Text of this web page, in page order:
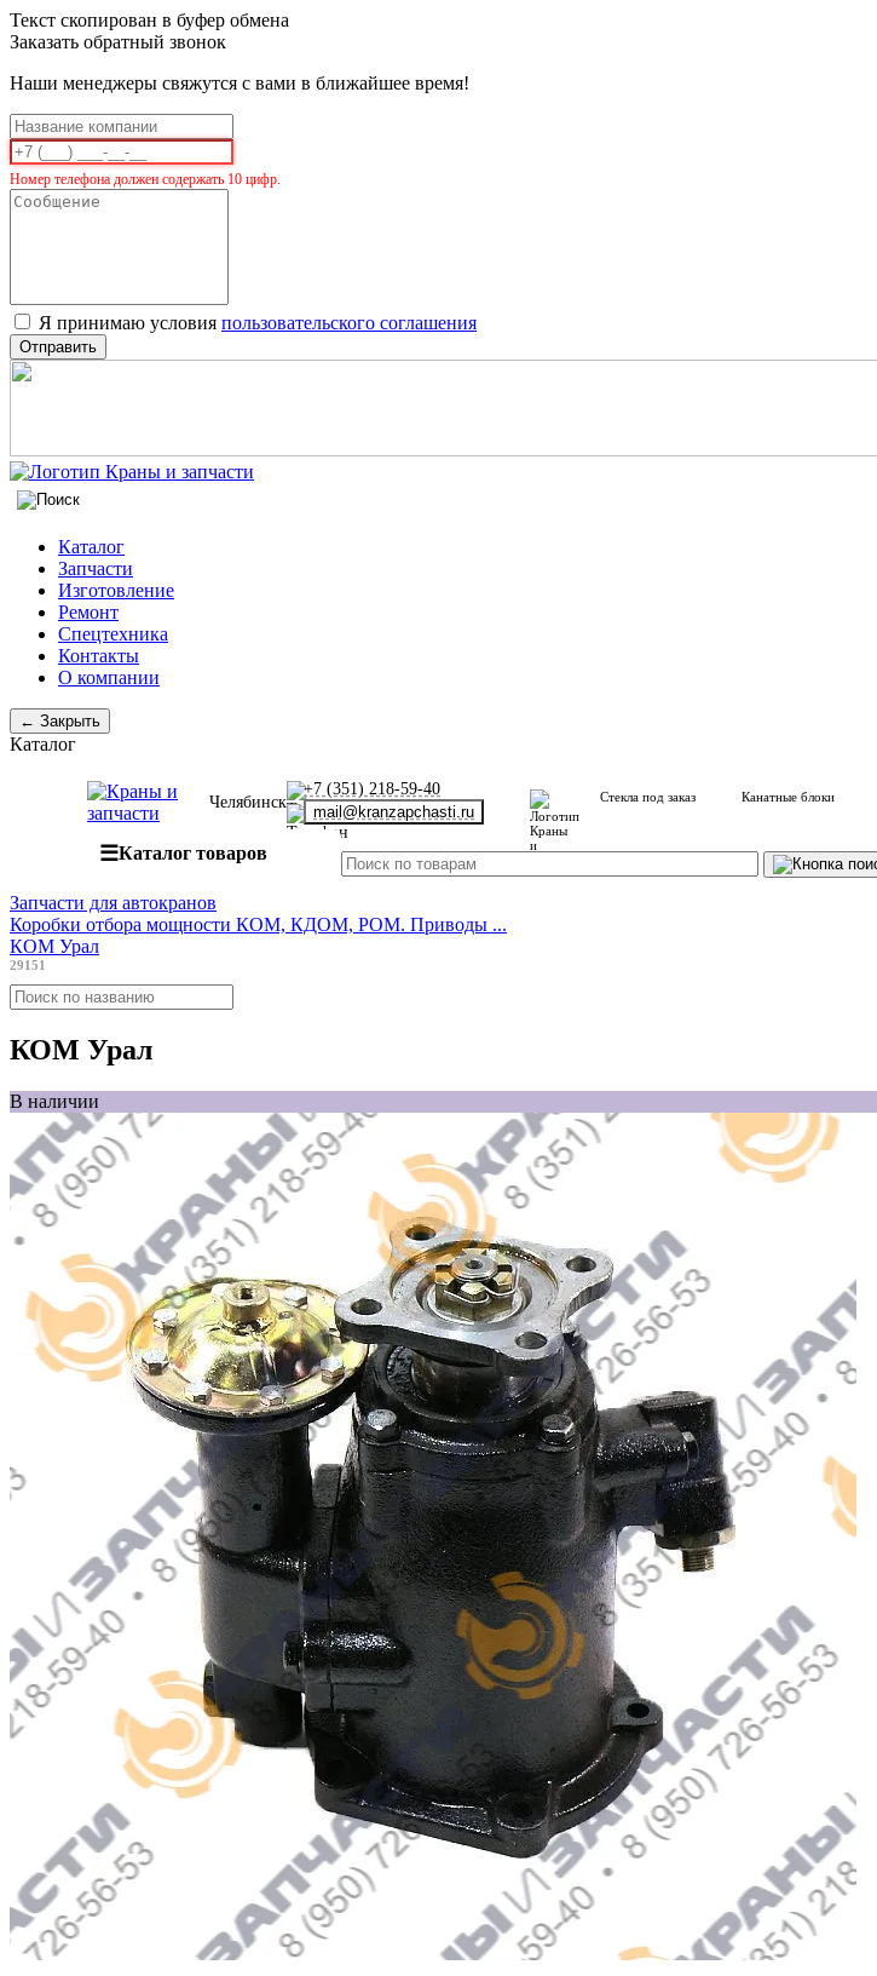
Текст скопирован в буфер обмена
Заказать обратный звонок
Наши менеджеры свяжутся с вами в ближайшее время!
Номер телефона должен содержать 10 цифр.
Я принимаю условия пользовательского соглашения
Отправить
Каталог
Запчасти
Изготовление
Ремонт
Спецтехника
Контакты
О компании
← Закрыть
Каталог
Челябинск
+7 (351) 218-59-40
mail@kranzapchasti.ru
Стекла под заказ Канатные блоки
☰Каталог товаров
Запчасти для автокранов
Коробки отбора мощности КОМ, КДОМ, РОМ. Приводы ...
КОМ Урал
29151
КОМ Урал
В наличии